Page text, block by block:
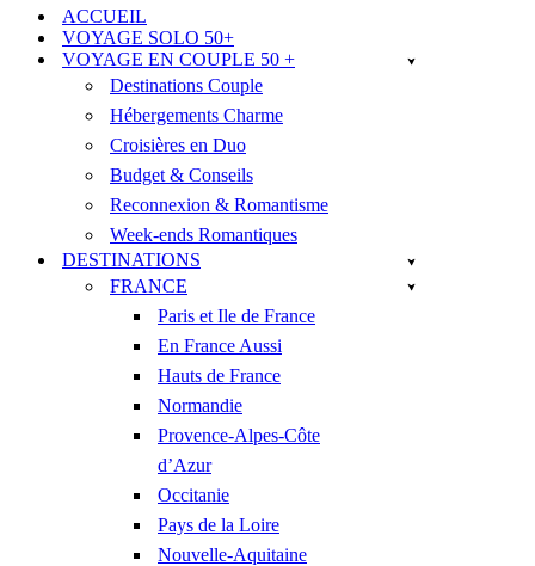
navigationACCUEIL
VOYAGE SOLO 50+
VOYAGE EN COUPLE 50 +
Destinations Couple
Hébergements Charme
Croisières en Duo
Budget & Conseils
Reconnexion & Romantisme
Week-ends Romantiques
DESTINATIONS
FRANCE
Paris et Ile de France
En France Aussi
Hauts de France
Normandie
Provence-Alpes-Côte
d’Azur
Occitanie
Pays de la Loire
Nouvelle-Aquitaine